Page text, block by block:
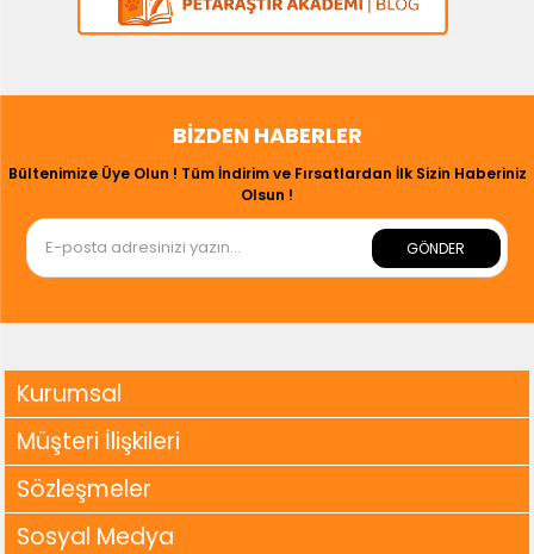
BIZDEN HABERLER
Bültenimize Üye Olun ! Tüm İndirim ve Fırsatlardan İlk Sizin Haberiniz
Olsun !
GÖNDER
Kurumsal
Müşteri İlişkileri
Sözleşmeler
Sosyal Medya